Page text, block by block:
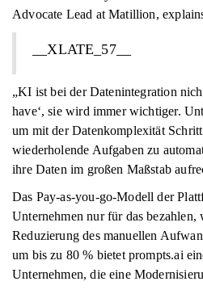
Advocate Lead at Matillion,
__XLATE_57__
„KI ist bei der Datenintegration
have‘, sie wird immer wichtiger.
um mit der Datenkomplexität
wiederholende Aufgaben zu
ihre Daten im großen Maßstab
Das Pay-as-you-go-Modell der
Unternehmen nur für das bezahlen,
Reduzierung des manuellen
um bis zu 80 % bietet prompts.ai
Unternehmen, die eine